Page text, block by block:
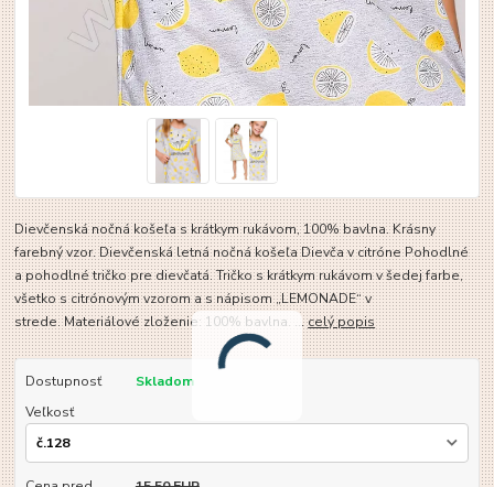
Dievčenská nočná košeľa s krátkym rukávom, 100% bavlna. Krásny
farebný vzor. Dievčenská letná nočná košeľa Dievča v citróne Pohodlné
a pohodlné tričko pre dievčatá. Tričko s krátkym rukávom v šedej farbe,
všetko s citrónovým vzorom a s nápisom „LEMONADE“ v
strede. Materiálové zloženie: 100% bavlna. ...celý popis
Dostupnosť
Skladom
Veľkosť